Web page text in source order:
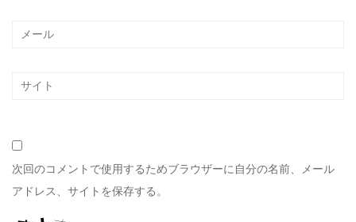
次回のコメントで使用するためブラウザーに自分の名前、メール
アドレス、サイトを保存する。